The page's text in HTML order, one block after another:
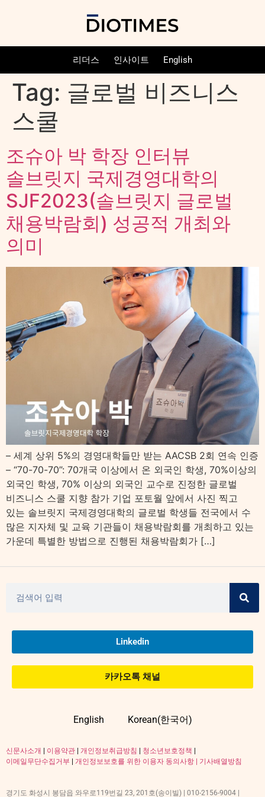
리더스 인사이트 English
Tag: 글로벌 비즈니스
스쿨
조슈아 박 학장 인터뷰
솔브릿지 국제경영대학의
SJF2023(솔브릿지 글로벌
채용박람회) 성공적 개최와
의미
– 세계 상위 5%의 경영대학들만 받는 AACSB 2회 연속 인증
– “70-70-70”: 70개국 이상에서 온 외국인 학생, 70%이상의
외국인 학생, 70% 이상의 외국인 교수로 진정한 글로벌
비즈니스 스쿨 지향 참가 기업 포토월 앞에서 사진 찍고
있는 솔브릿지 국제경영대학의 글로벌 학생들 전국에서 수
많은 지자체 및 교육 기관들이 채용박람회를 개최하고 있는
가운데 특별한 방법으로 진행된 채용박람회가 […]
Linkedin
카카오톡 채널
English Korean(한국어)
신문사소개 이용약관 개인정보취급방침 청소년보호정책
이메일무단수집거부
개인정보보호를 위한 이용자 동의사항 | 기사배열방침
경기도 화성시 봉담읍 와우로119번길 23, 201호(송이빌) | 010-2156-9004 |